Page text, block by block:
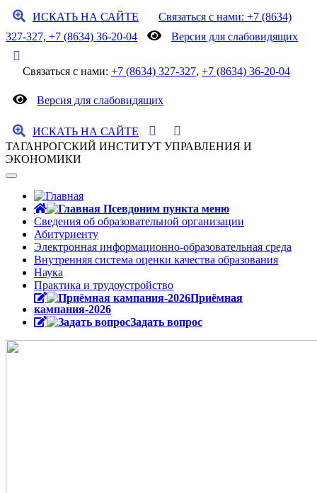
ИСКАТЬ НА САЙТЕ
Связаться с нами: +7 (8634)
327-327, +7 (8634) 36-20-04
Версия для слабовидящих
Связаться с нами: +7 (8634) 327-327, +7 (8634) 36-20-04
Версия для слабовидящих
ИСКАТЬ НА САЙТЕ
ТАГАНРОГСКИЙ ИНСТИТУТ УПРАВЛЕНИЯ И
ЭКОНОМИКИ
Сведения об образовательной организации
Абитуриенту
Электронная информационно-образовательная среда
Внутренняя система оценки качества образования
Наука
Практика и трудоустройство
Приёмная
кампания-2026
Задать вопрос